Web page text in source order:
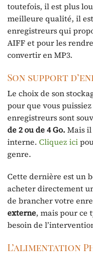
toutefois, il est plus
meilleure qualité, il
enregistreurs qui
AIFF et pour les
convertir en MP3.
Son support
Le choix de son
pour que vous
enregistreurs sont
de 2 ou de 4Go.Mais
interne. Cliquez ici
genre.
Cette dernière est un
acheter directement
de brancher votre
externe, mais pour ce
besoin de
L’alimentation